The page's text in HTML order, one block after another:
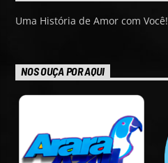
Uma História de Amor com Você!
NOS OUÇA POR AQUI